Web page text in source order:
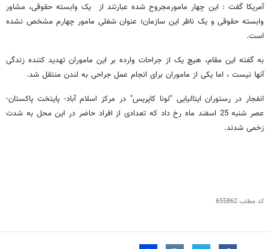
آمریکا گفت : این چهار مامورمجروح شده عبارتند از یک وابسته حقوقی، مشاور
وابسته حقوقی و یک ناظر این سازمان؛ عنوان شغلی مامور چهارم مشخص نشده
است.
به گفته این مقام، هیچ یک از جراحات وارده بر این ماموران تهدید کننده زندگی
آنها نیست ، اما یکی از ماموران برای انجام عمل جراحی به لندن منتقل شد.
انفجار در رستوران ایتالیایی "لونا کاپریس" در مرکز اسلام آباد- پایتخت پاکستان-
عصر شنبه 25 اسفند ماه رخ داد که تعدادی از افراد حاضر در این محل به شدت
زخمی شدند.
کد مطلب655862